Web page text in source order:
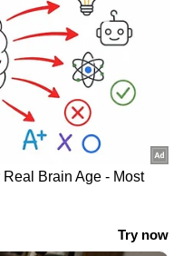
പറയാനില്ലേ?
കൗര്‍, സ്മൃതി മന്ഥാന,